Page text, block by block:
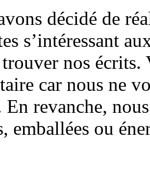
décidé de
s’intéressant
nos écrits.
car nous ne
En revanche,
emballées ou